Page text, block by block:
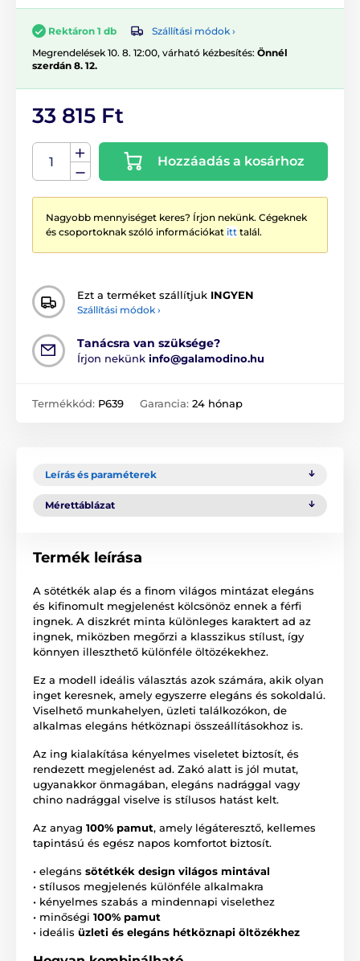
Rektáron 1 db
Szállítási módok ›
Megrendelések 10. 8. 12:00, várható kézbesítés: Önnél
szerdán 8. 12.
33 815 Ft
Hozzáadás a kosárhoz
Nagyobb mennyiséget keres? Írjon nekünk. Cégeknek
és csoportoknak szóló információkat itt talál.
Ezt a terméket szállítjuk INGYEN
Szállítási módok ›
Tanácsra van szüksége?
Írjon nekünk info@galamodino.hu
Termékkód: P639 Garancia: 24 hónap
Leírás és paraméterek
Mérettáblázat
Termék leírása
A sötétkék alap és a finom világos mintázat elegáns
és kifinomult megjelenést kölcsönöz ennek a férfi
ingnek. A diszkrét minta különleges karaktert ad az
ingnek, miközben megőrzi a klasszikus stílust, így
könnyen illeszthető különféle öltözékekhez.
Ez a modell ideális választás azok számára, akik olyan
inget keresnek, amely egyszerre elegáns és sokoldalú.
Viselhető munkahelyen, üzleti találkozókon, de
alkalmas elegáns hétköznapi összeállításokhoz is.
Az ing kialakítása kényelmes viseletet biztosít, és
rendezett megjelenést ad. Zakó alatt is jól mutat,
ugyanakkor önmagában, elegáns nadrággal vagy
chino nadrággal viselve is stílusos hatást kelt.
Az anyag 100% pamut, amely légáteresztő, kellemes
tapintású és egész napos komfortot biztosít.
• elegáns sötétkék design világos mintával
• stílusos megjelenés különféle alkalmakra
• kényelmes szabás a mindennapi viselethez
• minőségi 100% pamut
• ideális üzleti és elegáns hétköznapi öltözékhez